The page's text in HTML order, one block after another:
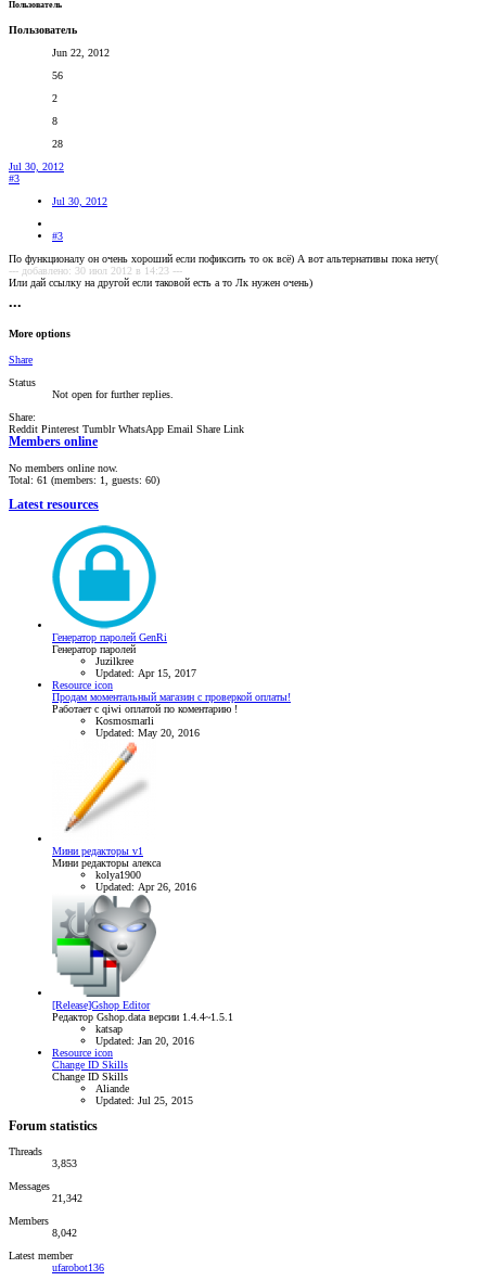
Пользователь
Пользователь
Jun 22, 2012
56
2
8
28
Jul 30, 2012
#3
Jul 30, 2012
#3
По функционалу он очень хороший если пофиксить то ок всё) А вот альтернативы пока нету(
--- добавлено: 30 июл 2012 в 14:23 ---
Или дай ссылку на другой если таковой есть а то Лк нужен очень)
•••
More options
Share
Status
Not open for further replies.
Share:
Reddit Pinterest Tumblr WhatsApp Email Share Link
Members online
No members online now.
Total: 61 (members: 1, guests: 60)
Latest resources
Генератор паролей GenRi
Генератор паролей
Juzilkree
Updated: Apr 15, 2017
Resource icon
Продам моментальный магазин с проверкой оплаты!
Работает с qiwi оплатой по коментарию !
Kosmosmarli
Updated: May 20, 2016
Мини редакторы v1
Мини редакторы алекса
kolya1900
Updated: Apr 26, 2016
[Release]Gshop Editor
Редактор Gshop.data версии 1.4.4~1.5.1
katsap
Updated: Jan 20, 2016
Resource icon
Change ID Skills
Change ID Skills
Aliande
Updated: Jul 25, 2015
Forum statistics
Threads
3,853
Messages
21,342
Members
8,042
Latest member
ufarobot136